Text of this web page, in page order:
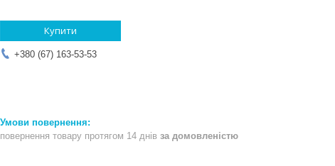
Купити
+380 (67) 163-53-53
повернення товару протягом 14 днів за домовленістю